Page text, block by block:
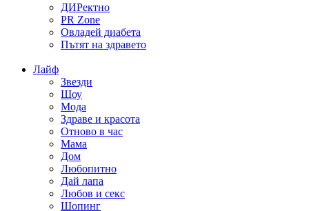
ДИРектно
PR Zone
Овладей диабета
Пътят на здравето
Лайф
Звезди
Шоу
Мода
Здраве и красота
Отново в час
Мама
Дом
Любопитно
Дай лапа
Любов и секс
Шопинг